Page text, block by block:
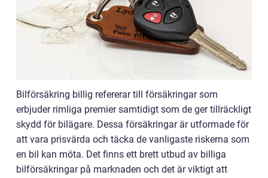
Bilförsäkring billig refererar till försäkringar som
erbjuder rimliga premier samtidigt som de ger tillräckligt
skydd för bilägare. Dessa försäkringar är utformade för
att vara prisvärda och täcka de vanligaste riskerna som
en bil kan möta. Det finns ett brett utbud av billiga
bilförsäkringar på marknaden och det är viktigt att